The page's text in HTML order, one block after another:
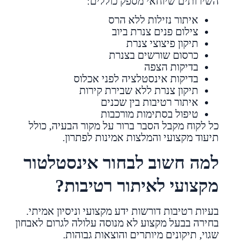
איתור נזילות ללא הרס
צילום פנים צנרת ביוב
תיקון פיצוצי צנרת
כרסום שורשים בצנרת
בדיקות הצפה
בדיקות אינסטלציה לפני אכלוס
תיקון צנרת ללא שבירת קירות
איתור רטיבות בין שכנים
טיפול בסתימות מורכבות
כל לקוח מקבל הסבר ברור על מקור הבעיה, כולל
תיעוד מקצועי והמלצות אמינות לפתרון.
למה חשוב לבחור אינסטלטור
מקצועי לאיתור רטיבות?
בעיות רטיבות דורשות ידע מקצועי וניסיון אמיתי.
בחירה בבעל מקצוע לא מנוסה עלולה לגרום לאבחון
שגוי, תיקונים מיותרים והוצאות גבוהות.